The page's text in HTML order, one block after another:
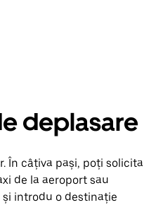
deplasare
În câțiva pași, poți solicita
de la aeroport sau
introdu o destinație